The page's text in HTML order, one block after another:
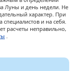
Луны и день недели. Не
характер. При
и на себя.
расчеты неправильно,
.